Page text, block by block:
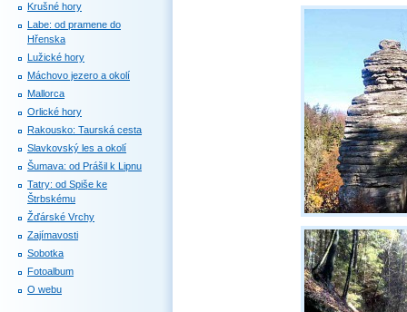
Krušné hory
Labe: od pramene do
Hřenska
Lužické hory
Máchovo jezero a okolí
Mallorca
Orlické hory
Rakousko: Taurská cesta
Slavkovský les a okolí
Šumava: od Prášil k Lipnu
Tatry: od Spiše ke
Štrbskému
Žďárské Vrchy
Zajímavosti
Sobotka
Fotoalbum
O webu